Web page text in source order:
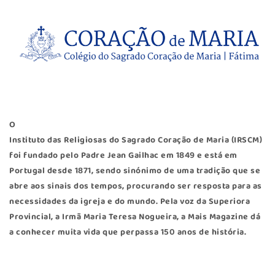
O
Instituto das Religiosas do Sagrado Coração de Maria (IRSCM)
foi fundado pelo Padre Jean Gailhac em 1849 e está em
Portugal desde 1871, sendo sinónimo de uma tradição que se
abre aos sinais dos tempos, procurando ser resposta para as
necessidades da igreja e do mundo. Pela voz da Superiora
Provincial, a Irmã Maria Teresa Nogueira, a Mais Magazine dá
a conhecer muita vida que perpassa 150 anos de história.